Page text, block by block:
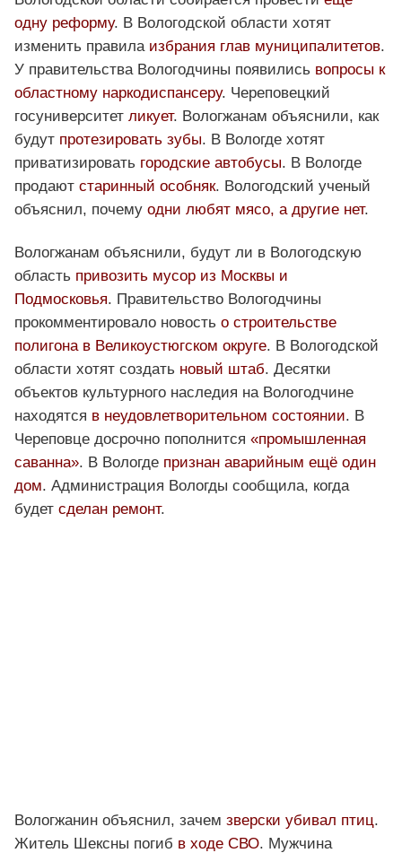
одну реформу. В Вологодской области хотят
изменить правила избрания глав муниципалитетов.
У правительства Вологодчины появились вопросы к
областному наркодиспансеру. Череповецкий
госуниверситет ликует. Вологжанам объяснили, как
будут протезировать зубы. В Вологде хотят
приватизировать городские автобусы. В Вологде
продают старинный особняк. Вологодский ученый
объяснил, почему одни любят мясо, а другие нет.
Вологжанам объяснили, будут ли в Вологодскую
область привозить мусор из Москвы и
Подмосковья. Правительство Вологодчины
прокомментировало новость о строительстве
полигона в Великоустюгском округе. В Вологодской
области хотят создать новый штаб. Десятки
объектов культурного наследия на Вологодчине
находятся в неудовлетворительном состоянии. В
Череповце досрочно пополнится «промышленная
саванна». В Вологде признан аварийным ещё один
дом. Администрация Вологды сообщила, когда
будет сделан ремонт.
Вологжанин объяснил, зачем зверски убивал птиц.
Житель Шексны погиб в ходе СВО. Мужчина